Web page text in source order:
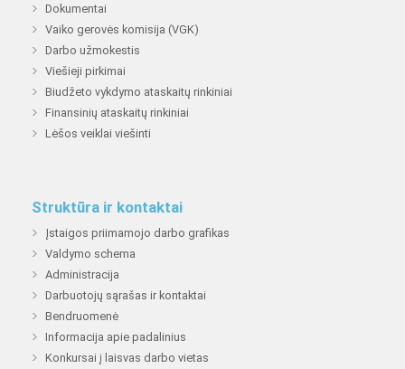
Dokumentai
Vaiko gerovės komisija (VGK)
Darbo užmokestis
Viešieji pirkimai
Biudžeto vykdymo ataskaitų rinkiniai
Finansinių ataskaitų rinkiniai
Lėšos veiklai viešinti
Struktūra ir kontaktai
Įstaigos priimamojo darbo grafikas
Valdymo schema
Administracija
Darbuotojų sąrašas ir kontaktai
Bendruomenė
Informacija apie padalinius
Konkursai į laisvas darbo vietas